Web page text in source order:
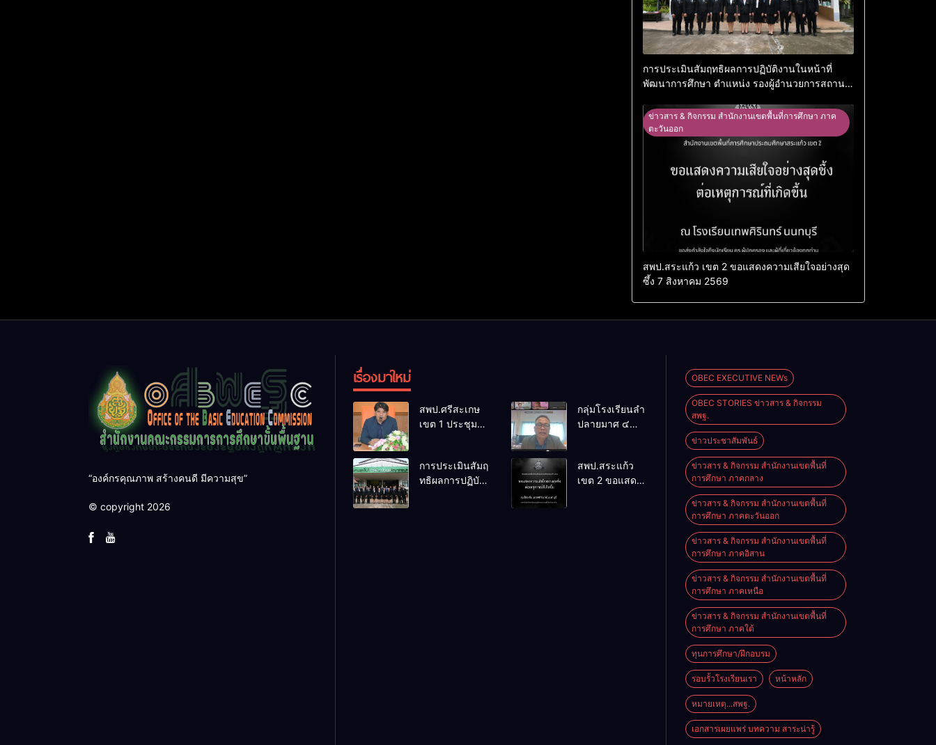
การประเมินสัมฤทธิผลการปฏิบัติงานในหน้าที่
พัฒนาการศึกษา ตำแหน่ง รองผู้อำนวยการสถาน
ข่าวสาร & กิจกรรม สำนักงานเขตพื้นที่การศึกษา ภาค
ตะวันออก
สพป.สระแก้ว เขต 2 ขอแสดงความเสียใจอย่างสุด
ซึ้ง 7 สิงหาคม 2569
“องค์กรคุณภาพ สร้างคนดี มีความสุข”
© copyright 2026
เรื่องมาใหม่
สพป.ศรีสะเกษ
เขต 1 ประชุม
งานศิลป
หัตถกรรม
กลุ่มโรงเรียนลำ
ปลายมาศ ๔
ผ่านระบบ
Online
การประเมินสัมฤ
ทธิผลการปฏิบัติ
สพป.สระแก้ว
เขต 2 ขอแสดง
OBEC EXECUTIVE NEWs
OBEC STORIES ข่าวสาร & กิจกรรม
สพฐ.
ข่าวประชาสัมพันธ์
ข่าวสาร & กิจกรรม สำนักงานเขตพื้นที่
การศึกษา ภาคกลาง
ข่าวสาร & กิจกรรม สำนักงานเขตพื้นที่
การศึกษา ภาคตะวันออก
ข่าวสาร & กิจกรรม สำนักงานเขตพื้นที่
การศึกษา ภาคอิสาน
ข่าวสาร & กิจกรรม สำนักงานเขตพื้นที่
การศึกษา ภาคเหนือ
ข่าวสาร & กิจกรรม สำนักงานเขตพื้นที่
การศึกษา ภาคใต้
ทุนการศึกษา/ฝึกอบรม
รอบรั้วโรงเรียนเรา หน้าหลัก
หมายเหตุ...สพฐ.
เอกสารเผยแพร่ บทความ สาระน่ารู้